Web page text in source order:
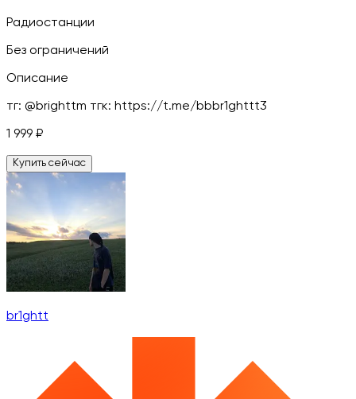
Радиостанции
Без ограничений
Описание
тг: @brighttm тгк: https://t.me/bbbr1ghttt3
1 999 ₽
Купить сейчас
br1ghtt